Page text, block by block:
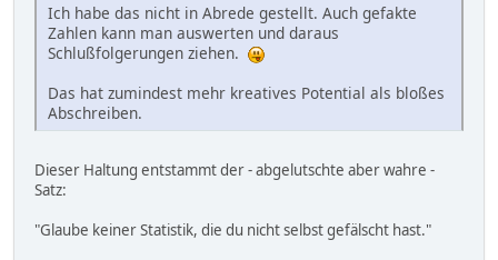
Ich habe das nicht in Abrede gestellt. Auch gefakte
Zahlen kann man auswerten und daraus
Schlußfolgerungen ziehen.
Das hat zumindest mehr kreatives Potential als bloßes
Abschreiben.
Dieser Haltung entstammt der - abgelutschte aber wahre -
Satz:
"Glaube keiner Statistik, die du nicht selbst gefälscht hast."